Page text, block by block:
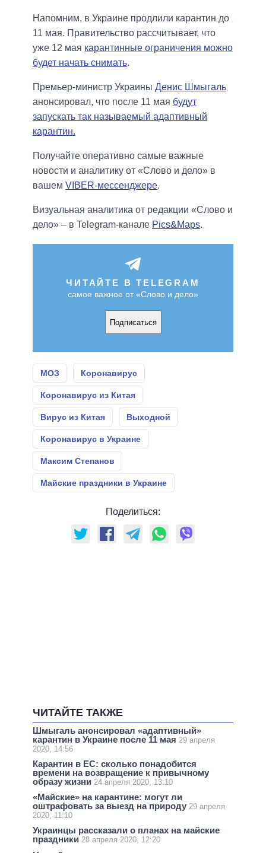
Напомним, в Украине продлили карантин до
11 мая. Правительство рассчитывает, что
уже 12 мая карантинные ограничения можно
будет начать снимать.
Премьер-министр Украины Денис Шмыгаль
анонсировал, что после 11 мая будут
запускать так называемый адаптивный
карантин.
Получайте оперативно самые важные
новости и аналитику от «Слово и дело» в
вашем VIBER-мессенджере.
Визуальная аналитика от редакции «Слово и
дело» – в Telegram-канале Pics&Maps.
ЧИТАЙТЕ В TELEGRAM
самое важное от «Слово и дело»
Подписаться
МОЗ Коронавирус
Коронавирус из Китая
Вирус из Китая Выходной
Коронавирус в Украине
Максим Степанов
Майские праздники в Украине
Поделиться:
ЧИТАЙТЕ ТАКЖЕ
Шмыгаль анонсировал «адаптивный»
карантин в Украине после 11 мая 29 апреля
2020, 14:56
Карантин в ЕС: сколько понадобится
времени на возвращение к привычному
образу жизни 24 апреля 2020, 13:10
«Майские» на карантине: могут ли
оштрафовать за выезд на природу 29 апреля
2020, 11:10
Украинцы рассказали о планах на майские
праздники 28 апреля 2020, 12:20